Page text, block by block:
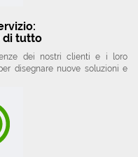
di tutto
dei nostri clienti e i loro
disegnare nuove soluzioni e